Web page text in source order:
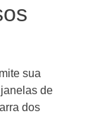
sua
de
dos